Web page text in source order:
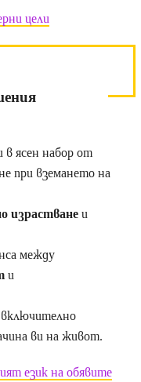
цели
в ясен набор от
при вземането на
израстванеи
между
и
ви на живот.
език на обявите